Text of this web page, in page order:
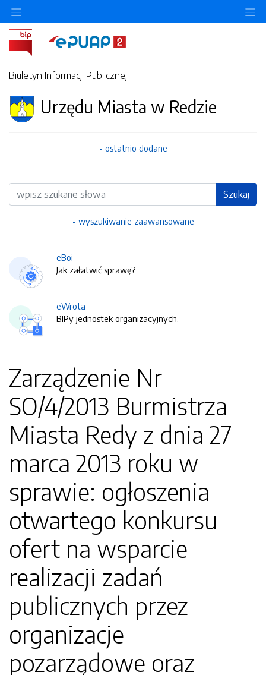
Biuletyn Informacji Publicznej
Urzędu Miasta w Redzie
ostatnio dodane
Wyszukiwarka Szukaj
wyszukiwanie zaawansowane
eBoi
Jak załatwić sprawę?
eWrota
BIPy jednostek organizacyjnych.
Zarządzenie Nr
SO/4/2013 Burmistrza
Miasta Redy z dnia 27
marca 2013 roku w
sprawie: ogłoszenia
otwartego konkursu
ofert na wsparcie
realizacji zadań
publicznych przez
organizacje
pozarządowe oraz